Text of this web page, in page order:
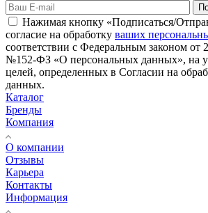
Нажимая кнопку «Подписаться/
согласие на обработку ваших
соответствии с Федеральным законом от
№152-ФЗ «О персональных данных», на
целей, определенных в Согласии на
данных.
Каталог
Бренды
Компания
О компании
Отзывы
Карьера
Контакты
Информация